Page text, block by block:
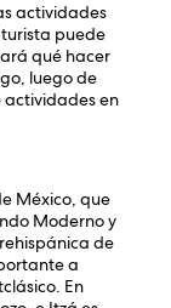
actividades
puede
qué hacer
luego de
actividades en
México, que
Moderno y
de
a
En